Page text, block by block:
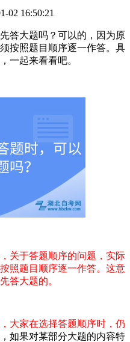
02 16:50:21
答大题吗？可以的，因为原
按照题目顺序逐一作答。具
一起来看看吧。
关于答题顺序的问题，实际
照题目顺序逐一作答。这意
答大题的。
大家在选择答题顺序时，仍
如果对某部分大题的内容特